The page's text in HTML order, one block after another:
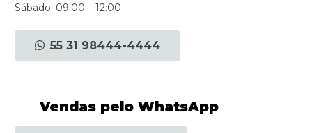
Sábado: 09:00 – 12:00
55 31 98444-4444
Vendas pelo WhatsApp